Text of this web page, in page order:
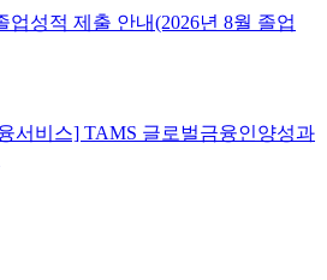
업성적 제출 안내(2026년 8월 졸업
서비스] TAMS 글로벌금융인양성과